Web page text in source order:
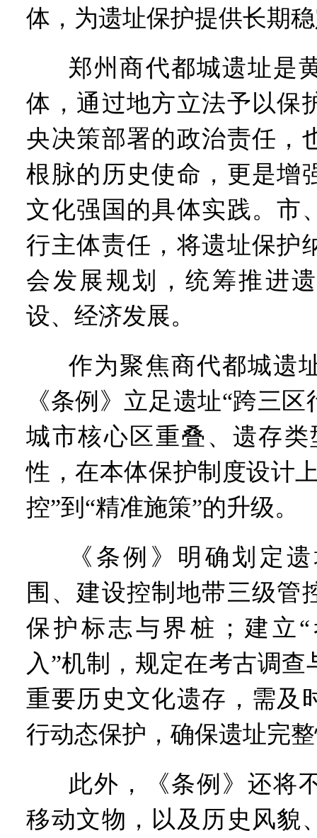
体，为遗址保护提供长期
郑州商代都城遗址是
体，通过地方立法予以保
央决策部署的政治责任，
根脉的历史使命，更是增
文化强国的具体实践。市
行主体责任，将遗址保护
会发展规划，统筹推进
设、经济发展。
作为聚焦商代都城遗
《条例》立足遗址“跨三
城市核心区重叠、遗存
性，在本体保护制度设计
控”到“精准施策”的升级。
《条例》明确划定
围、建设控制地带三级管
保护标志与界桩；建立
入”机制，规定在考古调
重要历史文化遗存，需及
行动态保护，确保遗址完
此外，《条例》还将
移动文物，以及历史风貌